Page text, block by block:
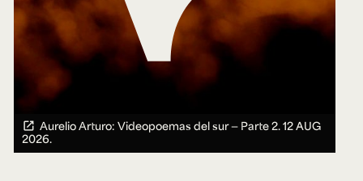
Aurelio Arturo: Videopoemas del sur — Parte 2.12 AUG
2026.